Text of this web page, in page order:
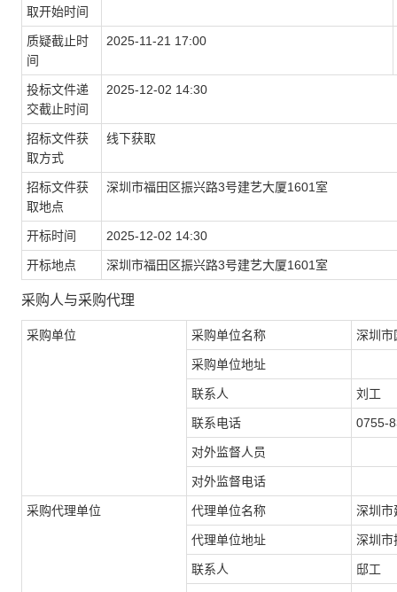
取开始时间
质疑截止时
间
2025-11-21 17:00
投标文件递
交截止时间
2025-12-02 14:30
招标文件获
取方式
线下获取
招标文件获
取地点
深圳市福田区振兴路3号建艺大厦1601室
开标时间 2025-12-02 14:30
开标地点 深圳市福田区振兴路3号建艺大厦1601室
采购人与采购代理
采购单位 采购单位名称 深圳市
采购单位地址
联系人 刘工
联系电话 0755-
对外监督人员
对外监督电话
采购代理单位 代理单位名称 深圳市
代理单位地址 深圳市
联系人 邸工